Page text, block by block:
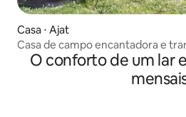
Casa ⋅ Ajat
Casa de campo encantadora e
O conforto de um lar